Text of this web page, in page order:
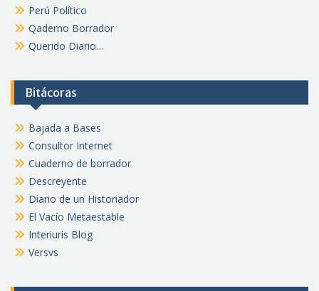
Perú Político
Qaderno Borrador
Querido Diario…
Bitácoras
Bajada a Bases
Consultor Internet
Cuaderno de borrador
Descreyente
Diario de un Historiador
El Vacío Metaestable
Interiuris Blog
Versvs